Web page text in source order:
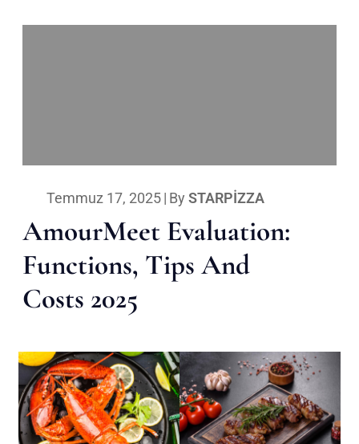
Temmuz 17, 2025| By STARPIZZA
AmourMeet Evaluation:
Functions, Tips And
Costs 2025